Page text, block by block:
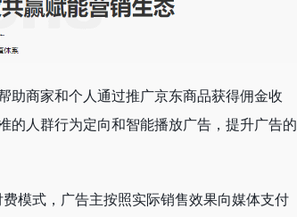
助商家和个人通过推广京东商品获得佣金收
的人群行为定向和智能播放广告，提升广告的
模式，广告主按照实际销售效果向媒体支付